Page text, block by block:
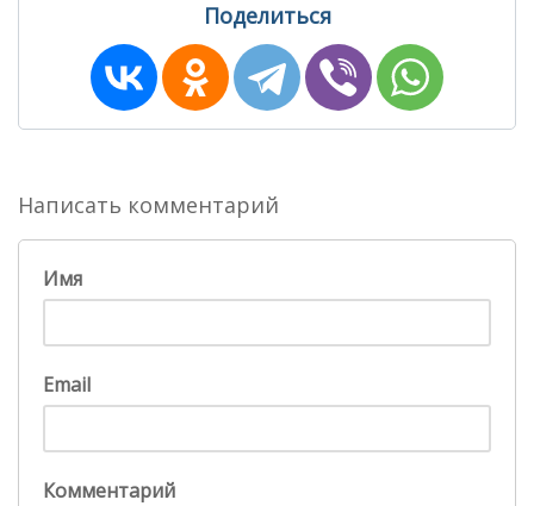
Поделиться
Написать комментарий
Имя
Email
Комментарий